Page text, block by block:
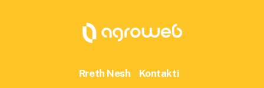
Rreth Nesh Kontakti